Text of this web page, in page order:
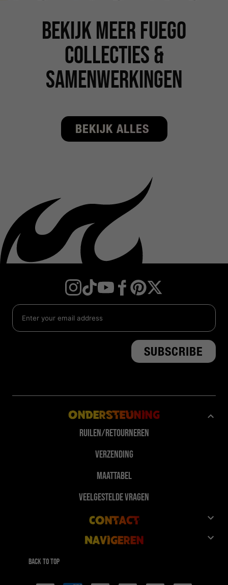
bekijk meer fuego
collecties &
samenwerkingen
BEKIJK ALLES
Instagram
TikTokYouTube
Facebook
Pinterest
Twitter
Ondersteuning
Ruilen/Retourneren
Verzending
Maattabel
Veelgestelde vragen
Contact
Klantenservice
Samenwerkingen
Navigeren
Back to top
Betaalmethoden